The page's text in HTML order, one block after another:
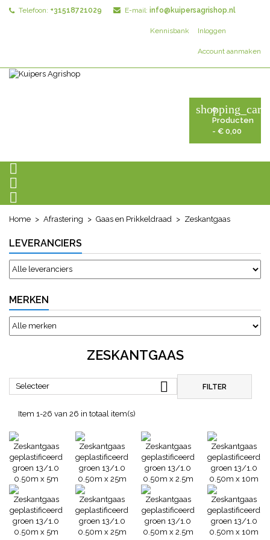
Telefoon: +31518721029 E-mail: info@kuipersagrishop.nl
Inloggen
Account aanmaken
Kennisbank
shopping_cart
0
Producten
- € 0,00



Home Afrastering Gaas en Prikkeldraad Zeskantgaas
LEVERANCIERS
MERKEN
ZESKANTGAAS
Selecteer  FILTER
Item 1-26 van 26 in totaal item(s)